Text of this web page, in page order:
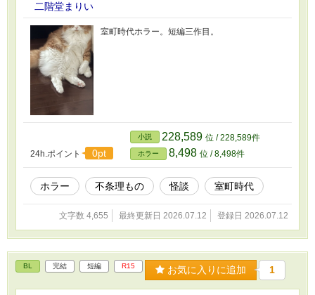
二階堂まりい
室町時代ホラー。短編三作目。
24h.ポイント 0pt
小説 228,589 位 / 228,589件
ホラー 8,498 位 / 8,498件
ホラー 不条理もの 怪談 室町時代
文字数 4,655 最終更新日 2026.07.12 登録日 2026.07.12
BL 完結 短編 R15 お気に入りに追加 1